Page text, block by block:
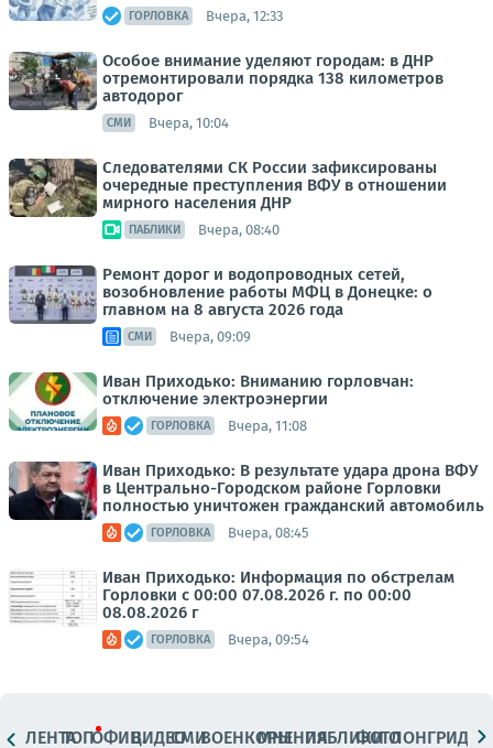
ГОРЛОВКА Вчера, 12:33
Особое внимание уделяют городам: в ДНР
отремонтировали порядка 138 километров
автодорог
СМИ Вчера, 10:04
Следователями СК России зафиксированы
очередные преступления ВФУ в отношении
мирного населения ДНР
ПАБЛИКИ Вчера, 08:40
Ремонт дорог и водопроводных сетей,
возобновление работы МФЦ в Донецке: о
главном на 8 августа 2026 года
СМИ Вчера, 09:09
Иван Приходько: Вниманию горловчан:
отключение электроэнергии
ГОРЛОВКА Вчера, 11:08
Иван Приходько: В результате удара дрона ВФУ
в Центрально-Городском районе Горловки
полностью уничтожен гражданский автомобиль
ГОРЛОВКА Вчера, 08:45
Иван Приходько: Информация по обстрелам
Горловки с 00:00 07.08.2026 г. по 00:00
08.08.2026 г
ГОРЛОВКА Вчера, 09:54
ЛЕНТАТОПОФИЦ.ВИДЕОСМИВОЕНКОРЫМНЕНИЯПАБЛИКИ
ФОТОЛОНГРИДЫ